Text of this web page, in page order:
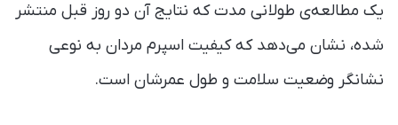
یک مطالعه‌ی طولانی مدت که نتایج آن دو روز قبل منتشر
شده، نشان می‌دهد که کیفیت اسپرم مردان به نوعی
نشانگر وضعیت سلامت و طول عمرشان است.